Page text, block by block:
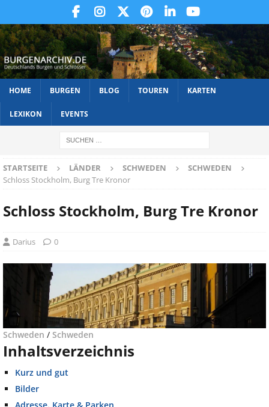
HOME BURGEN BLOG TOUREN KARTEN
LEXIKON EVENTS
STARTSEITE LÄNDER SCHWEDEN
SCHWEDEN
Schloss Stockholm, Burg Tre Kronor
Schloss Stockholm, Burg Tre Kronor
Darius 0
Schweden / Schweden
Inhaltsverzeichnis
Kurz und gut
Bilder